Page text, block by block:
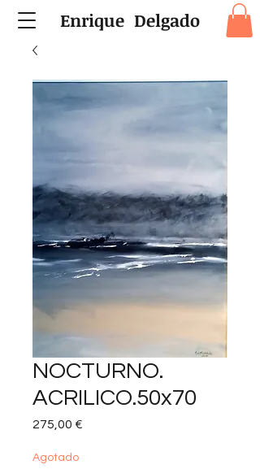
Enrique Delgado
NOCTURNO.
ACRILICO.50x70
275,00 €
Agotado